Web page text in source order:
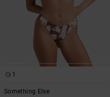
1
Something Else